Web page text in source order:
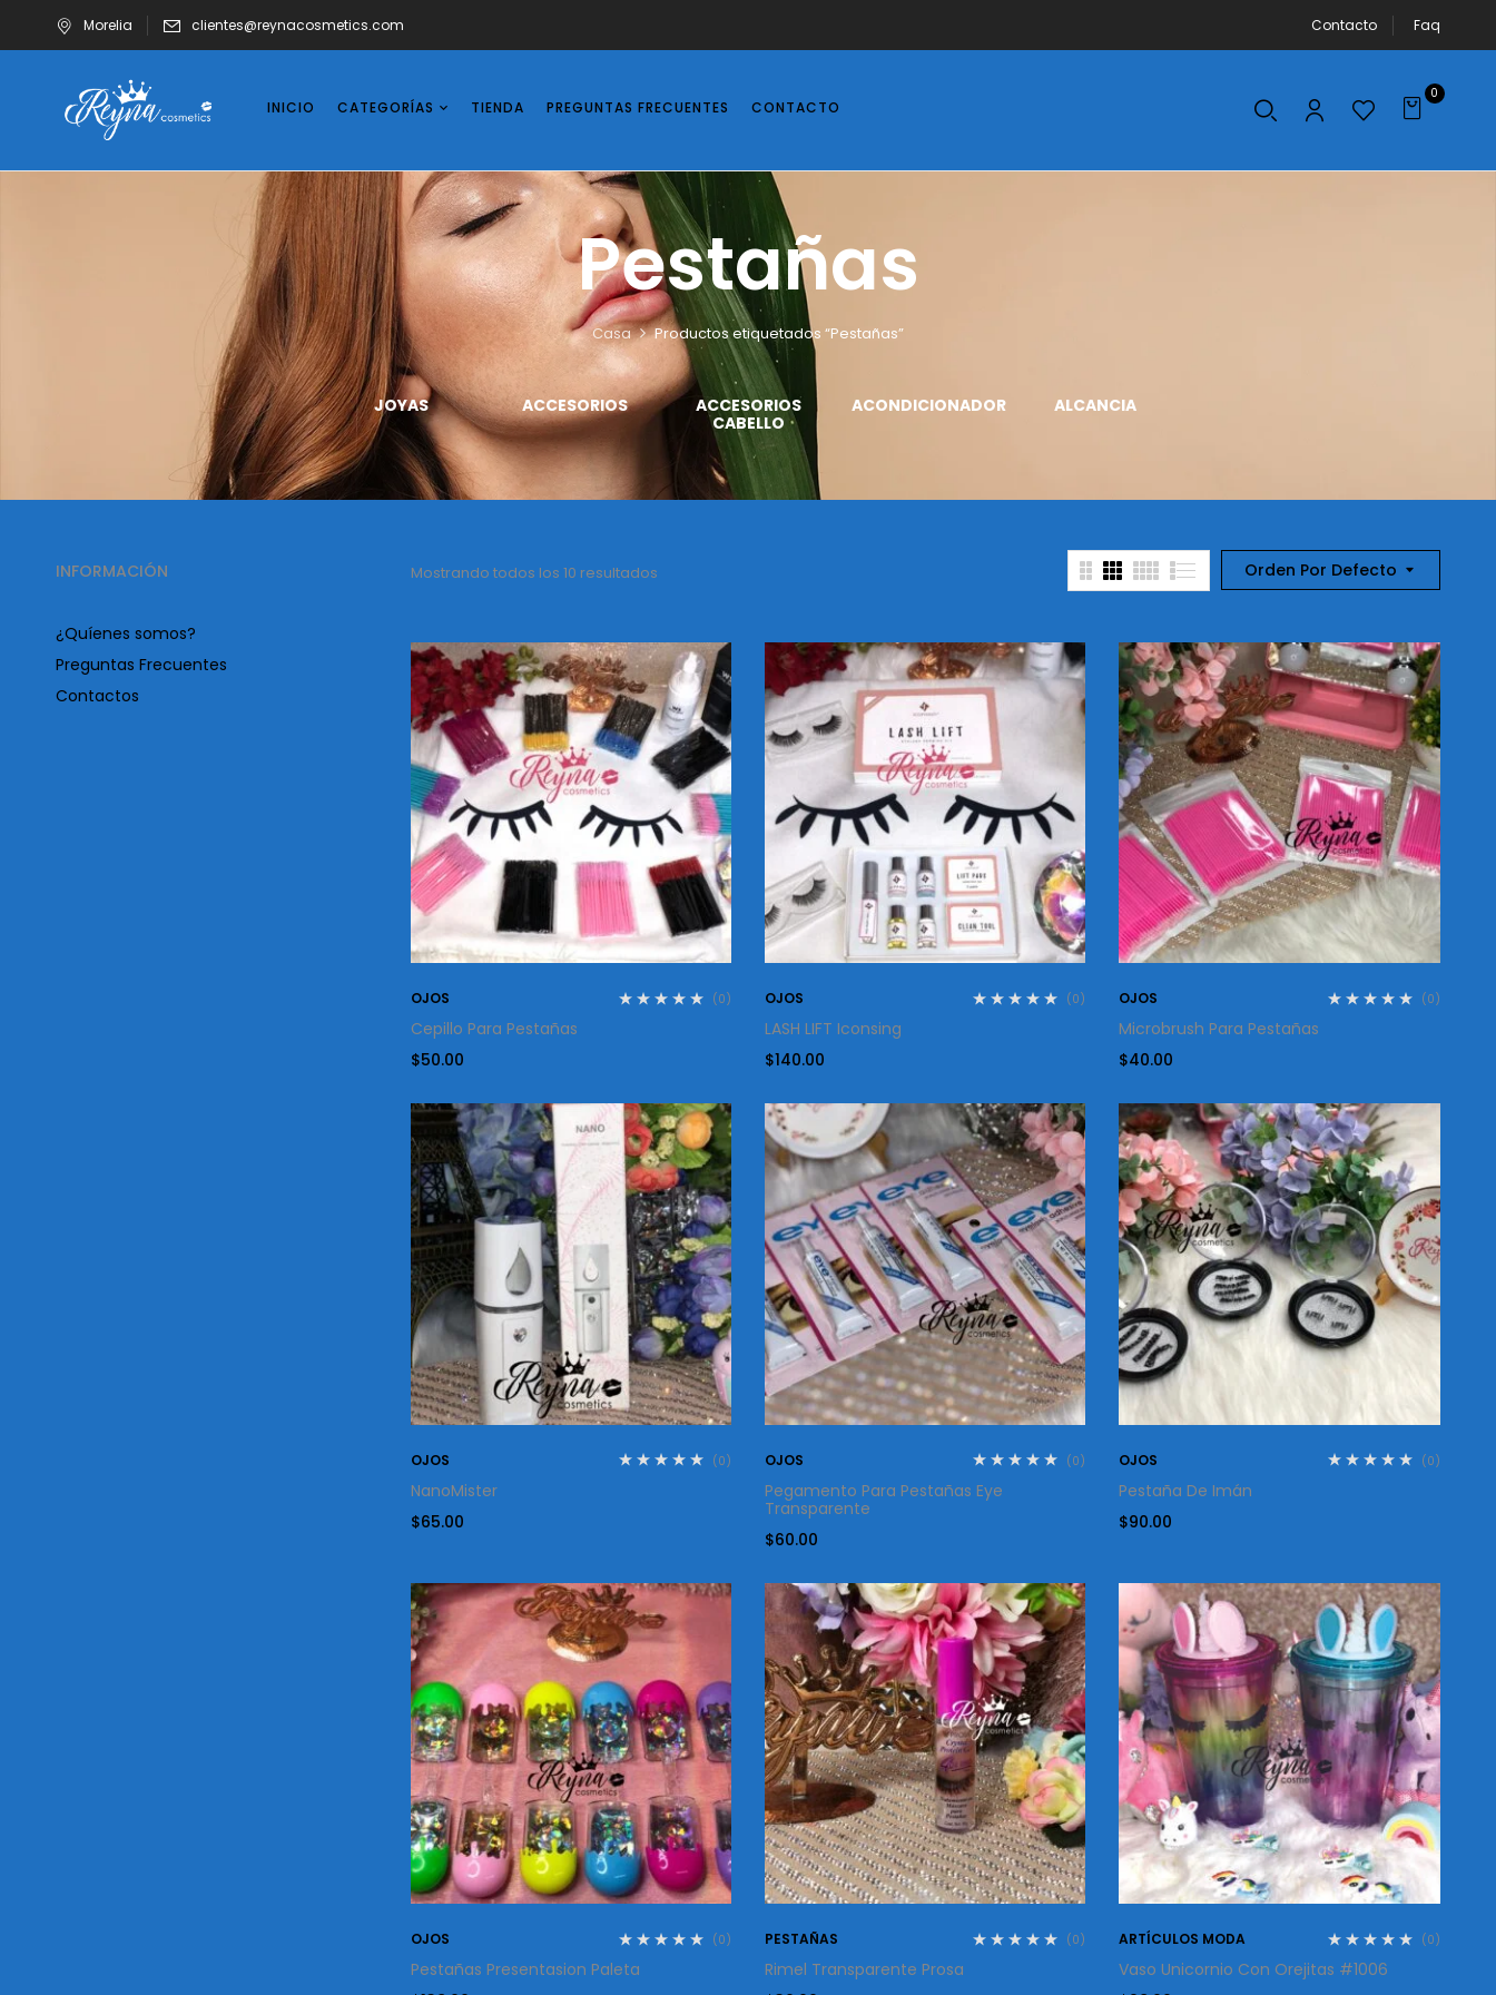
Morelia clientes@reynacosmetics.com Contacto Faq
INICIO CATEGORÍAS TIENDA PREGUNTAS FRECUENTES CONTACTO
0
Pestañas
Casa Productos etiquetados “Pestañas”
VASOS JOYAS ACCESORIOS
ACCESORIOS
CABELLO
ACONDICIONADOR ALCANCIA
INFORMACIÓN
¿Quíenes somos?
Preguntas Frecuentes
Contactos
Orden Por Defecto
Mostrando todos los 10 resultados
OJOS (0)
Cepillo Para Pestañas
$50.00
OJOS (0)
LASH LIFT Iconsing
$140.00
OJOS (0)
Microbrush Para Pestañas
$40.00
OJOS (0)
NanoMister
$65.00
OJOS (0)
Pegamento Para Pestañas Eye
Transparente
$60.00
OJOS (0)
Pestaña De Imán
$90.00
OJOS (0)
Pestañas Presentasion Paleta
PESTAÑAS (0)
Rimel Transparente Prosa
ARTÍCULOS MODA (0)
Vaso Unicornio Con Orejitas #1006